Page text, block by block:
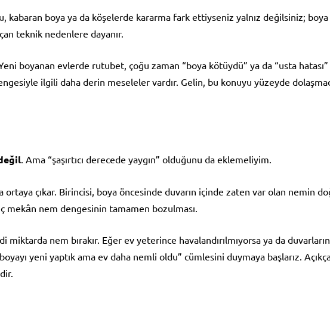
boya ya da köşelerde kararma fark ettiyseniz yalnız değilsiniz; boya
teknik nedenlere dayanır.
boyanan evlerde rutubet, çoğu zaman “boya kötüydü” ya da “usta
ilgili daha derin meseleler vardır. Gelin, bu konuyu yüzeyde
. Ama “şaşırtıcı derecede yaygın” olduğunu da eklemeliyim.
çıkar. Birincisi, boya öncesinde duvarın içinde zaten var olan nemin
mekân nem dengesinin tamamen bozulması.
miktarda nem bırakır. Eğer ev yeterince havalandırılmıyorsa ya da
yeni yaptık ama ev daha nemli oldu” cümlesini duymaya başlarız.